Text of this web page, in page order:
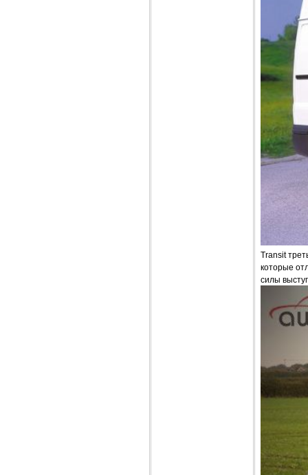
Transit
которые
силы